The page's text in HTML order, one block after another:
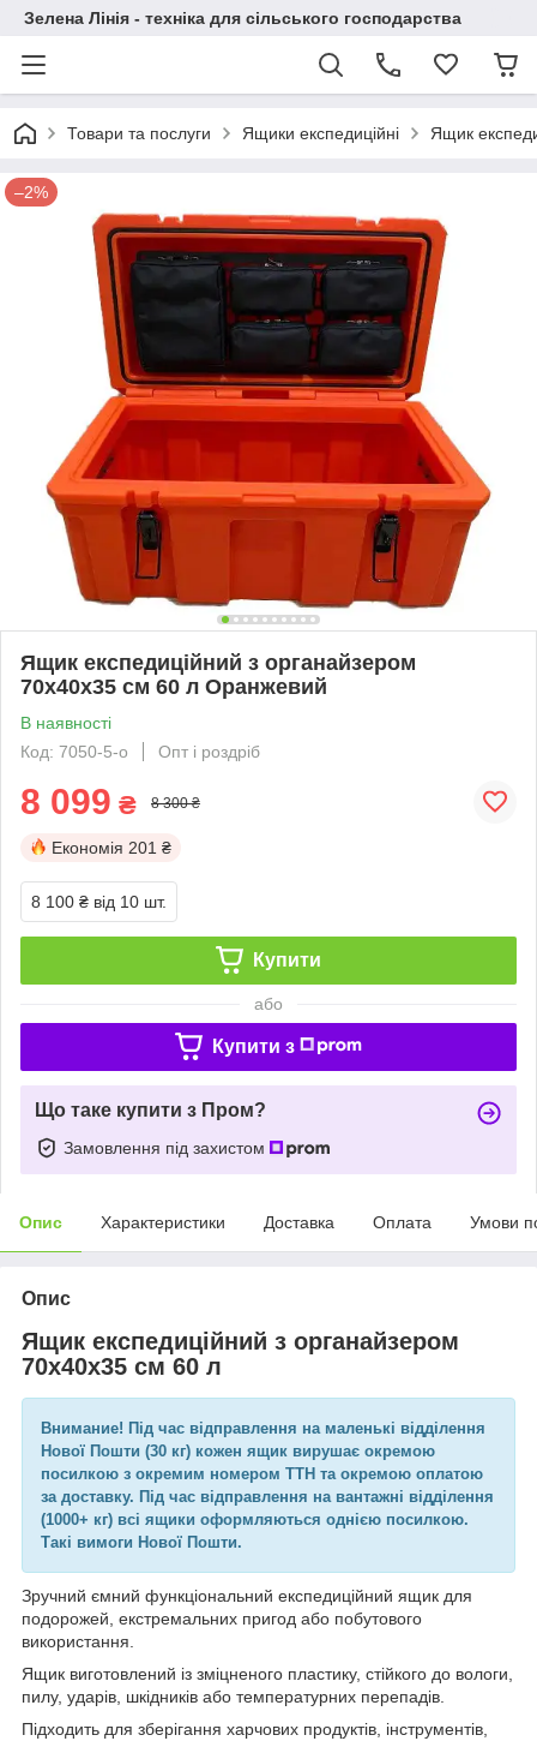
Зелена Лінія - техніка для сільського господарства
Товари та послуги Ящики експедиційні Ящик
–2%
Ящик експедиційний з органайзером
70х40х35 см 60 л Оранжевий
В наявності
Код: 7050-5-о
Опт і роздріб
8 099 ₴ 8 300 ₴
Економія 201 ₴
8 100 ₴ від 10 шт.
Купити
або
Купити з
Що таке купити з Пром?
Замовлення під захистом
Опис Характеристики Доставка Оплата Умови
Опис
Ящик експедиційний з органайзером
70х40х35 см 60 л
Внимание! Під час відправлення на маленькі відділення
Нової Пошти (30 кг) кожен ящик вирушає окремою
посилкою з окремим номером ТТН та окремою оплатою
за доставку. Під час відправлення на вантажні відділення
(1000+ кг) всі ящики оформляються однією посилкою.
Такі вимоги Нової Пошти.
Зручний ємний функціональний експедиційний ящик для
подорожей, екстремальних пригод або побутового
використання.
Ящик виготовлений із зміцненого пластику, стійкого до вологи,
пилу, ударів, шкідників або температурних перепадів.
Підходить для зберігання харчових продуктів, інструментів,